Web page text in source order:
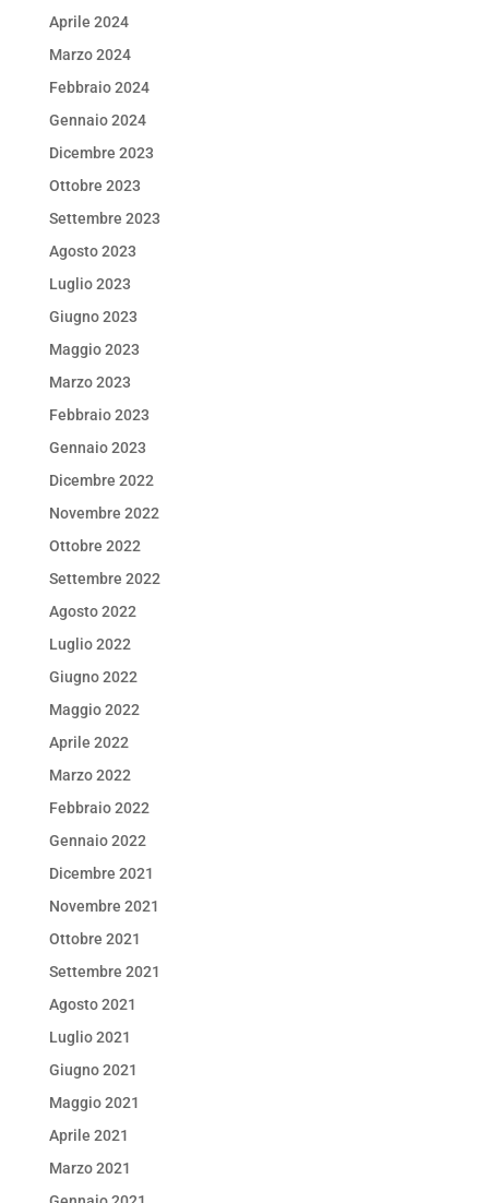
Aprile 2024
Marzo 2024
Febbraio 2024
Gennaio 2024
Dicembre 2023
Ottobre 2023
Settembre 2023
Agosto 2023
Luglio 2023
Giugno 2023
Maggio 2023
Marzo 2023
Febbraio 2023
Gennaio 2023
Dicembre 2022
Novembre 2022
Ottobre 2022
Settembre 2022
Agosto 2022
Luglio 2022
Giugno 2022
Maggio 2022
Aprile 2022
Marzo 2022
Febbraio 2022
Gennaio 2022
Dicembre 2021
Novembre 2021
Ottobre 2021
Settembre 2021
Agosto 2021
Luglio 2021
Giugno 2021
Maggio 2021
Aprile 2021
Marzo 2021